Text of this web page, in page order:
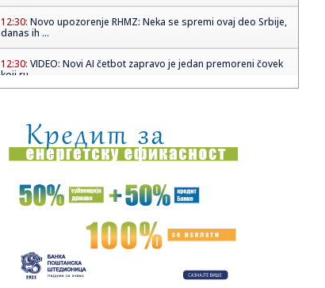
12:30: Novo upozorenje RHMZ: Neka se spremi ovaj deo Srbije,
danas ih ...
12:30: VIDEO: Novi AI četbot zapravo je jedan premoreni čovek
koji ru...
12:22:Vučić: "Hvala vatrogascima, stambena naselja nisu
ugrožena"; "...
12:20:VIDEO: Amerikanci masovno uništavaju kamere za
snimanje saobra...
Pecaroš želi ponovo u NBA: Ben Simons se sprema za
12:15:Accept objavili novu verziju pesme Save Us sa Tobiasom